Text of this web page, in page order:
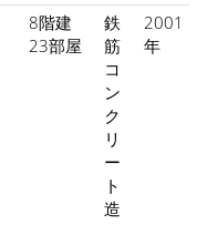
8階建
23部屋
鉄
筋
コ
ン
ク
リ
ー
ト
造
2001
年